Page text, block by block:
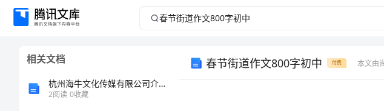
春
相关文档
杭州海牛文化传媒有限公司介绍企业发展分析报告
2阅读 0收藏
春节街道作文800字初中 付费 本文由